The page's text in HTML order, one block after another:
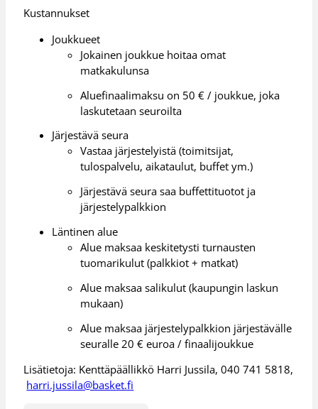
Kustannukset
Joukkueet
Jokainen joukkue hoitaa omat
matkakulunsa
Aluefinaalimaksu on 50 € / joukkue, joka
laskutetaan seuroilta
Järjestävä seura
Vastaa järjestelyistä (toimitsijat,
tulospalvelu, aikataulut, buffet ym.)
Järjestävä seura saa buffettituotot ja
järjestelypalkkion
Läntinen alue
Alue maksaa keskitetysti turnausten
tuomarikulut (palkkiot + matkat)
Alue maksaa salikulut (kaupungin laskun
mukaan)
Alue maksaa järjestelypalkkion järjestävälle
seuralle 20 € euroa / finaalijoukkue
Lisätietoja: Kenttäpäällikkö Harri Jussila, 040 741 5818,
harri.jussila@basket.fi